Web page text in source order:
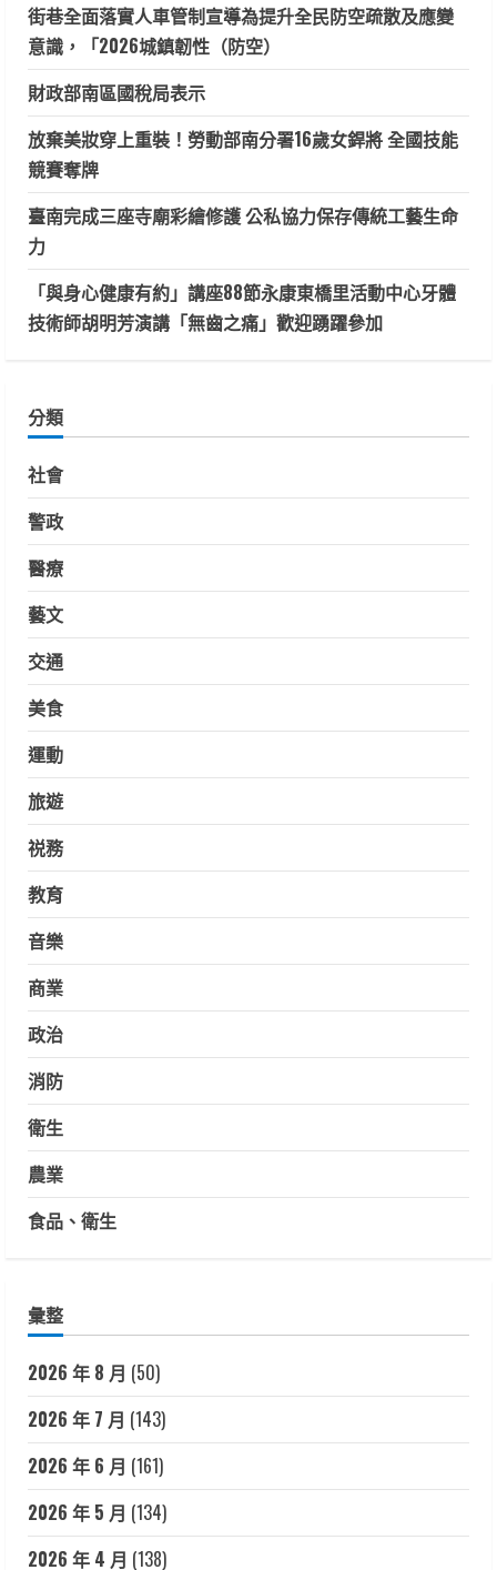
街巷全面落實人車管制宣導為提升全民防空疏散及應變
意識，「2026城鎮韌性（防空）
財政部南區國稅局表示
放棄美妝穿上重裝！勞動部南分署16歲女銲將 全國技能
競賽奪牌
臺南完成三座寺廟彩繪修護 公私協力保存傳統工藝生命
力
「與身心健康有約」講座88節永康東橋里活動中心牙體
技術師胡明芳演講「無齒之痛」歡迎踴躍參加
分類
社會
警政
醫療
藝文
交通
美食
運動
旅遊
祱務
教育
音樂
商業
政治
消防
衛生
農業
食品、衛生
彙整
2026 年 8 月 (50)
2026 年 7 月 (143)
2026 年 6 月 (161)
2026 年 5 月 (134)
2026 年 4 月 (138)